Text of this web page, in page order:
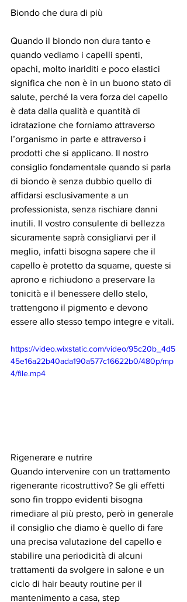
Biondo che dura di più
Quando il biondo non dura tanto e
quando vediamo i capelli spenti,
opachi, molto inariditi e poco elastici
significa che non è in un buono stato di
salute, perché la vera forza del capello
è data dalla qualità e quantità di
idratazione che forniamo attraverso
l’organismo in parte e attraverso i
prodotti che si applicano. Il nostro
consiglio fondamentale quando si parla
di biondo è senza dubbio quello di
affidarsi esclusivamente a un
professionista, senza rischiare danni
inutili. Il vostro consulente di bellezza
sicuramente saprà consigliarvi per il
meglio, infatti bisogna sapere che il
capello è protetto da squame, queste si
aprono e richiudono a preservare la
tonicità e il benessere dello stelo,
trattengono il pigmento e devono
essere allo stesso tempo integre e vitali.
https://video.wixstatic.com/video/95c20b_4d5
45e16a22b40ada190a577c16622b0/480p/mp
4/file.mp4
Rigenerare e nutrire
Quando intervenire con un trattamento
rigenerante ricostruttivo? Se gli effetti
sono fin troppo evidenti bisogna
rimediare al più presto, però in generale
il consiglio che diamo è quello di fare
una precisa valutazione del capello e
stabilire una periodicità di alcuni
trattamenti da svolgere in salone e un
ciclo di hair beauty routine per il
mantenimento a casa, step